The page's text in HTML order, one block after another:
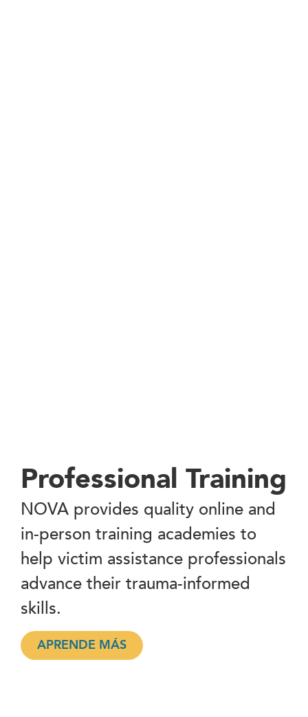
Professional Training
NOVA provides quality online and
in-person training academies to
help victim assistance professionals
advance their trauma-informed
skills.
APRENDE MÁS